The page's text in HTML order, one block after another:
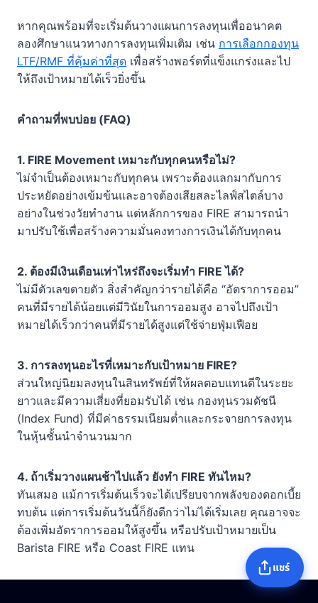
หากคุณพร้อมที่จะเริ่มต้นวางแผนการลงทุนเพื่ออนาคต
ลองศึกษาแนวทางการลงทุนเพิ่มเติม เช่น การเลือกกองทุน
LTF/RMF ที่คุ้มค่าที่สุด เพื่อสร้างพอร์ตที่แข็งแกร่งและไป
ให้ถึงเป้าหมายได้เร็วยิ่งขึ้น
คำถามที่พบบ่อย (FAQ)
1. FIRE Movement เหมาะกับทุกคนหรือไม่?
ไม่จำเป็นต้องเหมาะกับทุกคน เพราะต้องแลกมากับการ
ประหยัดอย่างเข้มข้นและอาจต้องเสียสละไลฟ์สไตล์บาง
อย่างในช่วงวัยทำงาน แต่หลักการของ FIRE สามารถนำ
มาปรับใช้เพื่อสร้างความมั่นคงทางการเงินได้กับทุกคน
2. ต้องมีเงินเดือนเท่าไหร่ถึงจะเริ่มทำ FIRE ได้?
ไม่มีตัวเลขตายตัว สิ่งสำคัญกว่ารายได้คือ “อัตราการออม”
คนที่มีรายได้น้อยแต่มีวินัยในการออมสูง อาจไปถึงเป้า
หมายได้เร็วกว่าคนที่มีรายได้สูงแต่ใช้จ่ายฟุ่มเฟือย
3. การลงทุนอะไรที่เหมาะกับเป้าหมาย FIRE?
ส่วนใหญ่นิยมลงทุนในสินทรัพย์ที่ให้ผลตอบแทนดีในระยะ
ยาวและมีความเสี่ยงที่ยอมรับได้ เช่น กองทุนรวมดัชนี
(Index Fund) ที่มีค่าธรรมเนียมต่ำและกระจายการลงทุน
ในหุ้นชั้นนำจำนวนมาก
4. ถ้าเริ่มวางแผนช้าไปแล้ว ยังทำ FIRE ทันไหม?
ทันเสมอ แม้การเริ่มต้นเร็วจะได้เปรียบจากพลังของดอกเบี้ย
ทบต้น แต่การเริ่มต้นวันนี้ก็ยังดีกว่าไม่ได้เริ่มเลย คุณอาจจะ
ต้องเพิ่มอัตราการออมให้สูงขึ้น หรือปรับเป้าหมายเป็น
Barista FIRE หรือ Coast FIRE แทน
แชร์